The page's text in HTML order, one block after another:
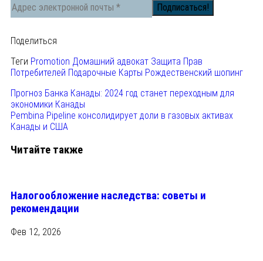
Поделиться
Теги Promotion Домашний адвокат Защита Прав
Потребителей Подарочные Карты Рождественский шопинг
Прогноз Банка Канады: 2024 год станет переходным для
экономики Канады
Pembina Pipeline консолидирует доли в газовых активах
Канады и США
Читайте также
Налогообложение наследства: советы и
рекомендации
Фев 12, 2026